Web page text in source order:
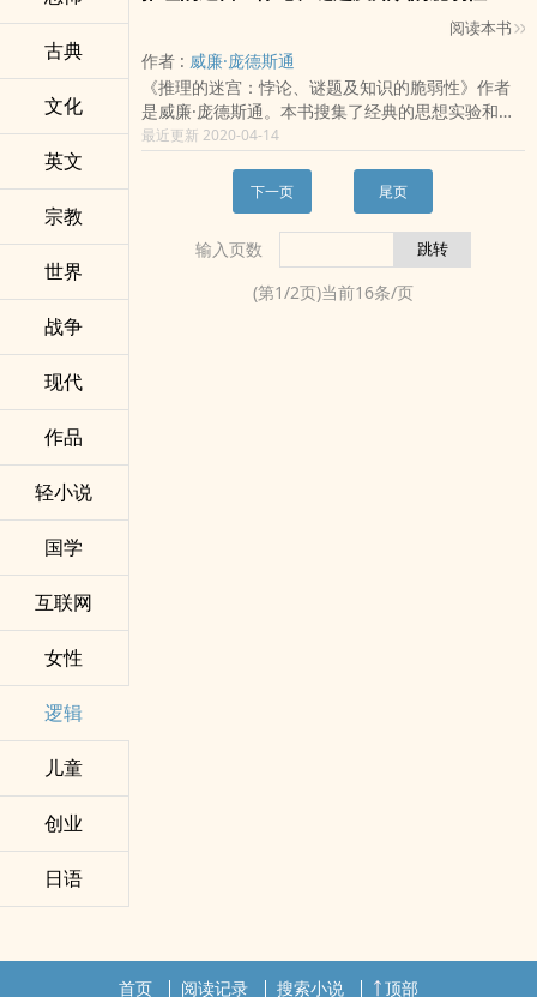
古典
文化
英文
宗教
世界
战争
现代
作品
轻小说
国学
互联网
女性
逻辑
儿童
创业
日语
世界上每一个时代都有迷茫，每一代人都在寻求出
我们平稳的人生随时可能被颠覆。我们该如何这个
陌生的明天。本书根据罗振宇的互联网视频知识脱
口秀《罗辑思维》创作。他认为，互联网正在成为
我们生活中的基础设施，它将彻底改变人类协作的
方式，使组织逐渐瓦解、消融，而个体生命的自由
价值得到充分释放。《罗辑思维》的口号是有种、
有趣、有料，做大家身边的读书人，倡导独立、理
性的思考，凝聚爱智求真、积极上进、自由阳光、
人格健全的年轻人。
阅读本书
作者 : 威廉·庞德斯通
《推理的迷宫：悖论、谜题及知识的脆弱性》作者
是威廉·庞德斯通。本书搜集了经典的思想实验和哲
学沉思，这些问题触及逻辑推理和语言的终极界
限。作者庞德斯通向读者证明，它们不是脑筋急转
弯那么简单，对于这些问题的深入思考涉及密码
学、决策论、亚原子物理和计算机编程等领域。
最近更新 2020-04-14
下一页 尾页
输入页数
(第1/2页)当前16条/页
首页 阅读记录 搜索小说 顶部